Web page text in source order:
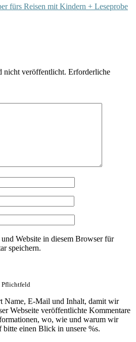
fürs Reisen mit Kindern + Leseprobe
nicht veröffentlicht. Erforderliche
Website in diesem Browser für
speichern.
Pflichtfeld
Name, E-Mail und Inhalt, damit wir
Webseite veröffentlichte Kommentare
wo, wie und warum wir
einen Blick in unsere %s.